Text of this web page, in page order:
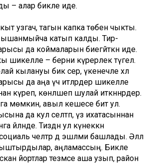
– алар бикле иде.
узгач, тагын капка төбенә чыкты.
ышанмыйча катып калды. Тирә-
да коймаларын биегәйткән иде.
шикелле – берни күрерлек түгел.
кылануы бик сәер, үкенечле хәл
да аңа үч итәләрдер шикелле
күреп, көнләшеп шулай иткәннәрдер.
мөмкин, авыл кешесе бит ул.
да кул селтәп, үз ихатасыннан
әйләнде. Тиздән ул күнеккән
челтәр дә эшләми башлады. Әллә
аңламассың. Бикле
йортлар тезмәсе аша узып, район